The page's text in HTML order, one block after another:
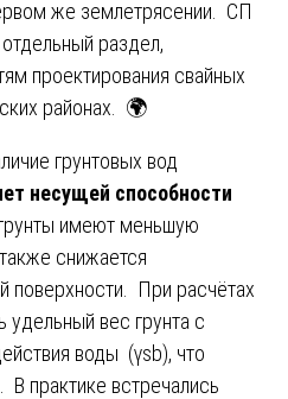
же землетрясении. СП
раздел,
проектирования свайных
районах. 🌍
грунтовых вод
несущей способности
имеют меньшую
снижается
поверхности. При расчётах
удельный вес грунта с
воды (γsb), что
В практике встречались